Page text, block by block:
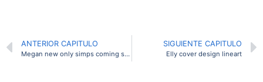
ANTERIOR CAPITULO
Megan new only simps coming soon sketch
SIGUIENTE CAPITULO
Elly cover design lineart